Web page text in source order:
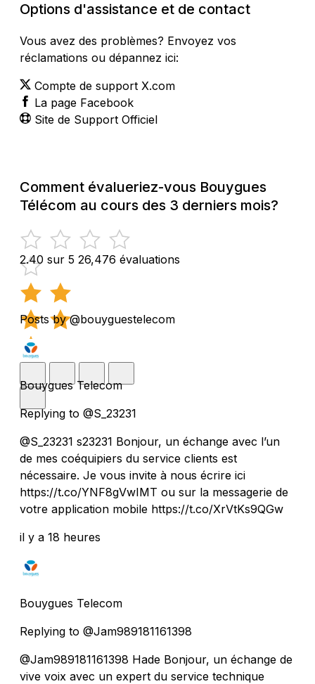
Options d'assistance et de contact
Vous avez des problèmes? Envoyez vos
réclamations ou dépannez ici:
Compte de support X.com
La page Facebook
Site de Support Officiel
Comment évalueriez-vous Bouygues
Télécom au cours des 3 derniers mois?
2.40 sur 5 26,476 évaluations
Posts by @bouyguestelecom
Bouygues Telecom
Replying to @S_23231
@S_23231 s23231 Bonjour, un échange avec l’un
de mes coéquipiers du service clients est
nécessaire. Je vous invite à nous écrire ici
https://t.co/YNF8gVwIMT ou sur la messagerie de
votre application mobile https://t.co/XrVtKs9QGw
il y a 18 heures
Bouygues Telecom
Replying to @Jam989181161398
@Jam989181161398 Hade Bonjour, un échange de
vive voix avec un expert du service technique